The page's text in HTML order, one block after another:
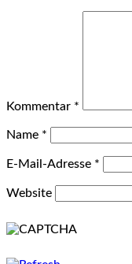
Kommentar *
Name *
E-Mail-Adresse *
Website